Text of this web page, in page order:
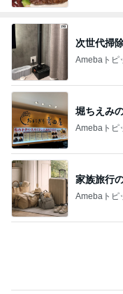
次世代掃
Amebaトピ
堀ちえみ
Amebaトピ
家族旅行
Amebaトピ